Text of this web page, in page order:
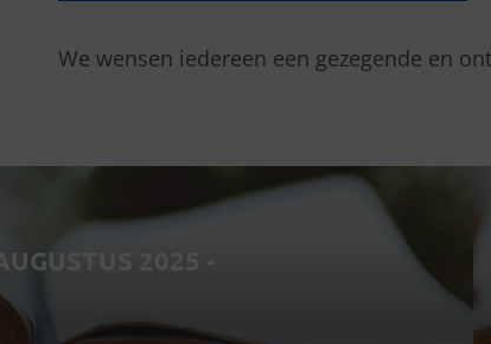
We wensen iedereen een gezegende en
2025 -